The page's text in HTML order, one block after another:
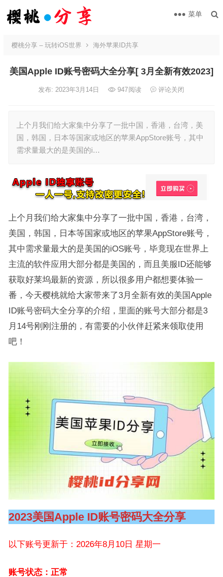
菜单
樱桃分享 – 玩转iOS世界 海外苹果ID共享
美国Apple ID账号密码大全分享[ 3月全新有效2023]
发布: 2023年3月14日 947阅读 评论关闭
上个月我们给大家集中分享了一批中国，香港，台湾，美
国，韩国，日本等国家或地区的苹果AppStore账号，其中
需求量最大的是美国的i…
上个月我们给大家集中分享了一批中国，香港，台湾，
美国，韩国，日本等国家或地区的苹果AppStore账号，
其中需求量最大的是美国的iOS账号，毕竟现在世界上
主流的软件应用大部分都是美国的，而且美服ID还能够
获取好莱坞最新的资源，所以很多用户都想要体验一
番，今天樱桃就给大家带来了3月全新有效的美国Apple
ID账号密码大全分享的介绍，里面的账号大部分都是3
月14号刚刚注册的，有需要的小伙伴赶紧来领取使用
吧！
2023美国Apple ID账号密码大全分享
以下账号更新于：2026年8月10日 星期一
账号状态：正常